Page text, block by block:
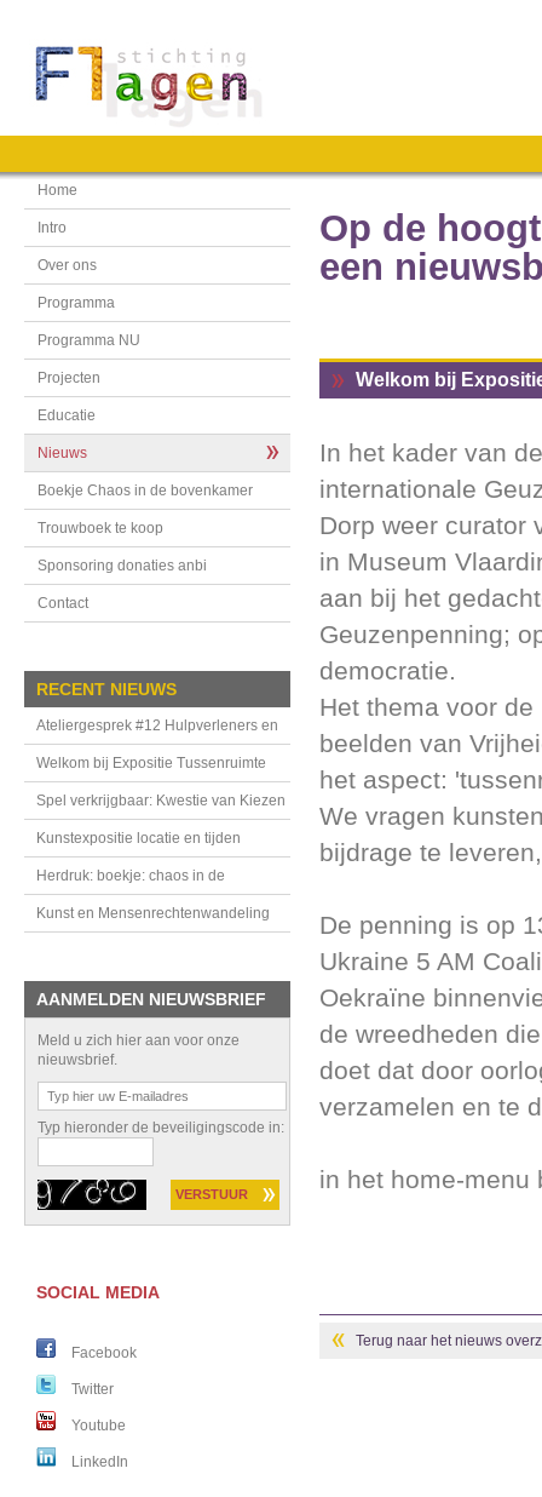
Home
Intro
Over ons
Programma
Programma NU
Projecten
Educatie
Nieuws
Boekje Chaos in de bovenkamer
Trouwboek te koop
Sponsoring donaties anbi
Contact
RECENT NIEUWS
Ateliergesprek #12 Hulpverleners en
handhavers in de Tussenruimte
Welkom bij Expositie Tussenruimte
Spel verkrijgbaar: Kwestie van Kiezen
Kunstexpositie locatie en tijden
Herdruk: boekje: chaos in de
bovenkamer
Kunst en Mensenrechtenwandeling
AANMELDEN NIEUWSBRIEF
Meld u zich hier aan voor onze
nieuwsbrief.
Typ hieronder de beveiligingscode in:
SOCIAL MEDIA
Facebook
Twitter
Youtube
LinkedIn
Op de
een
Welkom bij
In het kader van
internationale
Dorp weer curator
in Museum
aan bij het
Geuzenpenning;
democratie.
Het thema voor
beelden van
het aspect:
We vragen
bijdrage te
De penning is op
Ukraine 5 AM
Oekraïne
de wreedheden
doet dat door
verzamelen en te
in het home-menu
Terug naar het nieuws